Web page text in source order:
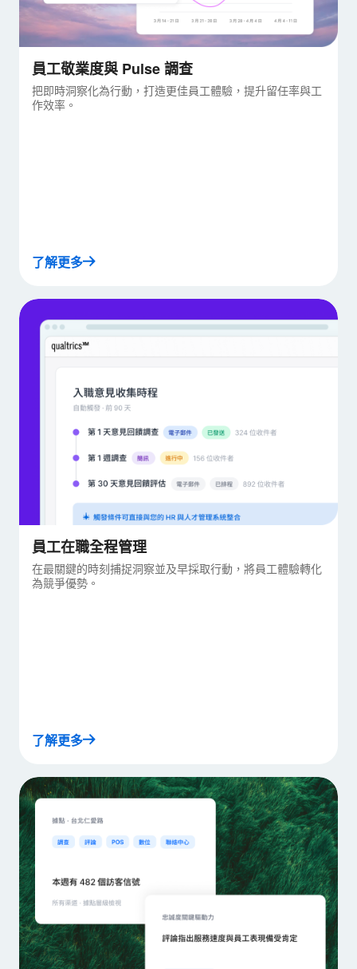
員工敬業度與 Pulse 調查
把即時洞察化為行動，打造更佳員工體驗，提升留任率與工
作效率。
了解更多
員工在職全程管理
在最關鍵的時刻捕捉洞察並及早採取行動，將員工體驗轉化
為競爭優勢。
了解更多